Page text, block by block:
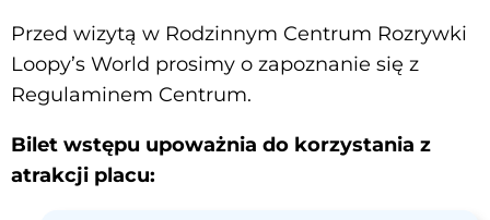
Przed wizytą w Rodzinnym Centrum Rozrywki
Loopy’s World prosimy o zapoznanie się z
Regulaminem Centrum.
Bilet wstępu upoważnia do korzystania z
atrakcji placu: